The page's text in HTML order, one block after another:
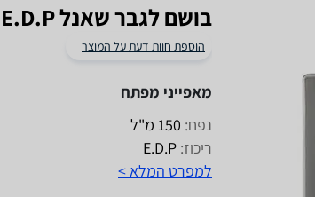
בושם לגבר שאנל Allure Sport Eau Extreme 150ml E.D.P
הוספת חוות דעת על המוצר
מאפייני מפתח
נפח: 150 מ"ל
ריכוז: E.D.P
למפרט המלא >